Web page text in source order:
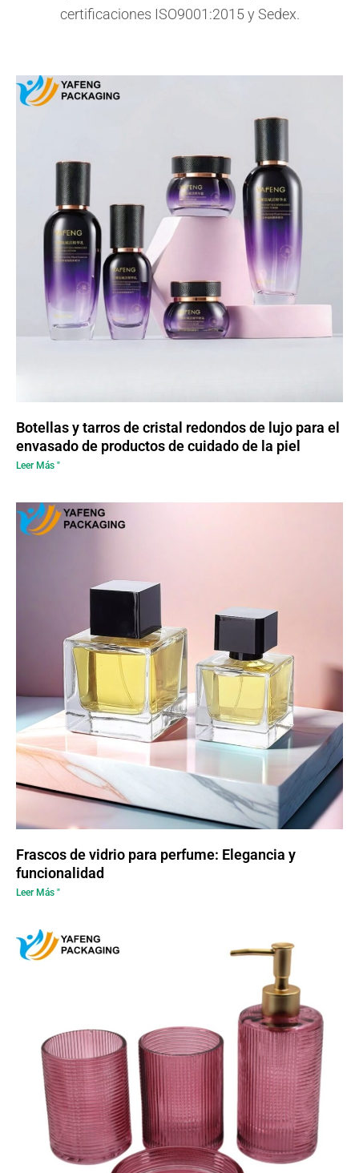
certificaciones ISO9001:2015 y Sedex.
Botellas y tarros de cristal redondos de lujo para el
envasado de productos de cuidado de la piel
Leer Más "
Frascos de vidrio para perfume: Elegancia y
funcionalidad
Leer Más "